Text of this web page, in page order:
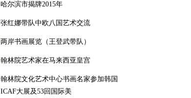
哈尔滨市揭牌2015年
张红娜带队中欧八国艺术交流
两岸书画展览（王登武带队）
翰林院艺术家在马来西亚皇宫
翰林院文化艺术中心书画名家参加韩国
ICAF大展及53回国际美